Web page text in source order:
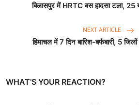
बिलासपुर में HRTC बस हादसा टला, 25
NEXT ARTICLE
हिमाचल में 7 दिन बारिश-बर्फबारी, 5
WHAT'S YOUR REACTION?